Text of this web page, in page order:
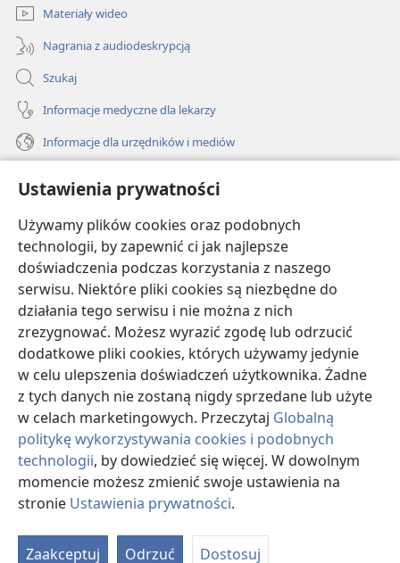
Ustawienia prywatności
Używamy plików cookies oraz podobnych
technologii, by zapewnić ci jak najlepsze
doświadczenia podczas korzystania z naszego
serwisu. Niektóre pliki cookies są niezbędne do
działania tego serwisu i nie można z nich
zrezygnować. Możesz wyrazić zgodę lub odrzucić
dodatkowe pliki cookies, których używamy jedynie
w celu ulepszenia doświadczeń użytkownika. Żadne
z tych danych nie zostaną nigdy sprzedane lub użyte
w celach marketingowych. Przeczytaj Globalną
politykę wykorzystywania cookies i podobnych
technologii, by dowiedzieć się więcej. W dowolnym
momencie możesz zmienić swoje ustawienia na
stronie Ustawienia prywatności.
Zaakceptuj Odrzuć Dostosuj
Materiały wideo
Nagrania z audiodeskrypcją
Szukaj
Informacje medyczne dla lekarzy
Informacje dla urzędników i mediów
Darowizny
(opens
new
window)BIBLIOTEKA INTERNETOWA Strażnicy
(opens
new
window)JW Hub
(opens
new
window)JW Library
Watchtower Library
Copyright© 2026 Watch Tower Bible and Tract Society of Pennsylvania.
WARUNKI UŻYTKOWANIA| POLITYKA PRYWATNOŚCI
PRYWATNOŚCI